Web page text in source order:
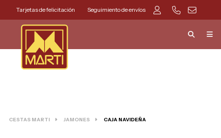
Tarjetas de felicitación Seguimiento de envíos
CESTAS MARTI JAMONES CAJA NAVIDEÑA